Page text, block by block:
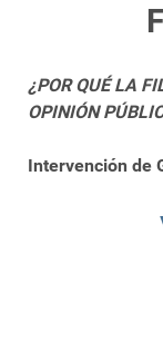
¿POR QUÉ LA
OPINIÓN
Intervención de